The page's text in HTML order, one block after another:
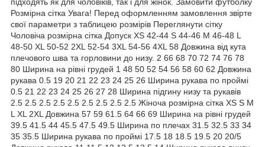
Розмірна сітка Увага! Перед оформленням замовлення звірте
свої параметри з таблицею розмірів Переглянути сітку
Чоловіча розмірна сітка Допуск XS 42-44 S 44-46 M 46-48 L
48-50 XL 50-52 2XL 52-54 3XL 54-56 4XL 58 Довжина від кута
плечового шва та горловини до низу. 2 66 68 70 72 74 76 78
80 Ширина на рівні грудей 1 48 50 52 54 56 58 60 62 Довжина
рукава 0.5 19 20 21 22 23 24 25 26 Ширина рукава по проймі
0.5 21 22 23 24 25 26 27 28 Ширина підгину низу та рукавів
2.5 2.5 2.5 2.5 2.5 2.5 2.5 2.5 2.5 Жіноча розмірна сітка XS S M
L XL 2XL Довжина 57 59 61.5 64 66 69 Ширина на рівні грудей
39.5 41.5 44 45.5 47.5 49.5 Ширина по плечах 31.5 32.5 33 34
35 35.5 Ширина рукава по проймі 17.5 18 18.5 19.5 20 20/5